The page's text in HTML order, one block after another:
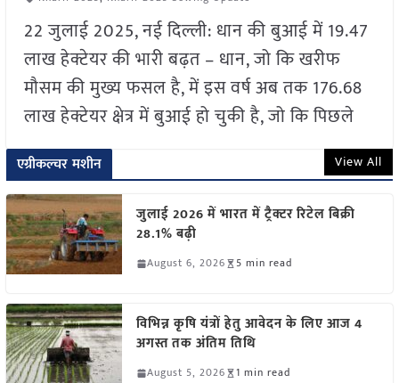
22 जुलाई 2025, नई दिल्ली: धान की बुआई में 19.47
लाख हेक्टेयर की भारी बढ़त – धान, जो कि खरीफ
मौसम की मुख्य फसल है, में इस वर्ष अब तक 176.68
लाख हेक्टेयर क्षेत्र में बुआई हो चुकी है, जो कि पिछले
एग्रीकल्चर मशीन View All
जुलाई 2026 में भारत में ट्रैक्टर रिटेल बिक्री
28.1% बढ़ी
August 6, 2026 5 min read
विभिन्न कृषि यंत्रों हेतु आवेदन के लिए आज 4
अगस्त तक अंतिम तिथि
August 5, 2026 1 min read